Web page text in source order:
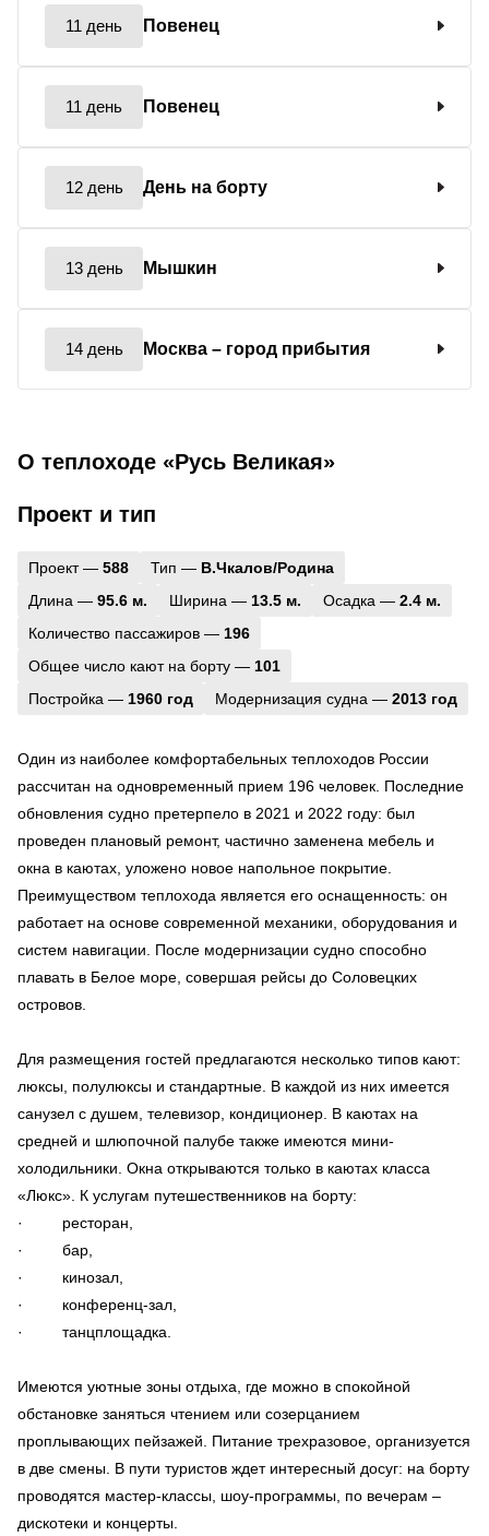
11 день Повенец
11 день Повенец
12 день День на борту
13 день Мышкин
14 день Москва – город прибытия
О теплоходе «Русь Великая»
Проект и тип
Проект — 588 Тип — В.Чкалов/Родина
Длина — 95.6 м. Ширина — 13.5 м. Осадка — 2.4 м.
Количество пассажиров — 196
Общее число кают на борту — 101
Постройка — 1960 год Модернизация судна — 2013 год
Один из наиболее комфортабельных теплоходов России
рассчитан на одновременный прием 196 человек. Последние
обновления судно претерпело в 2021 и 2022 году: был
проведен плановый ремонт, частично заменена мебель и
окна в каютах, уложено новое напольное покрытие.
Преимуществом теплохода является его оснащенность: он
работает на основе современной механики, оборудования и
систем навигации. После модернизации судно способно
плавать в Белое море, совершая рейсы до Соловецких
островов.
Для размещения гостей предлагаются несколько типов кают:
люксы, полулюксы и стандартные. В каждой из них имеется
санузел с душем, телевизор, кондиционер. В каютах на
средней и шлюпочной палубе также имеются мини-
холодильники. Окна открываются только в каютах класса
«Люкс». К услугам путешественников на борту:
· ресторан,
· бар,
· кинозал,
· конференц-зал,
· танцплощадка.
Имеются уютные зоны отдыха, где можно в спокойной
обстановке заняться чтением или созерцанием
проплывающих пейзажей. Питание трехразовое, организуется
в две смены. В пути туристов ждет интересный досуг: на борту
проводятся мастер-классы, шоу-программы, по вечерам –
дискотеки и концерты.